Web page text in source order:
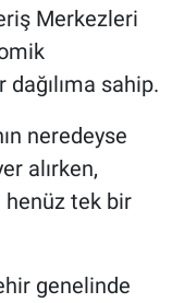
Merkezleri
sahip.
neredeyse
alırken,
henüz tek bir
genelinde